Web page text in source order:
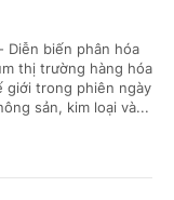
Diễn biến phân hóa
thị trường hàng hóa
giới trong phiên ngày
sản, kim loại và...